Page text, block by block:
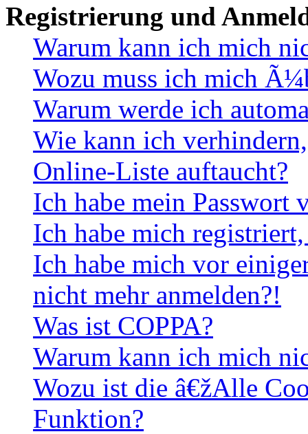
Registrierung und
Warum kann ich mich
Wozu muss ich mich
Warum werde ich
Wie kann ich
Online-Liste auftaucht?
Ich habe mein Passwort
Ich habe mich
Ich habe mich vor
nicht mehr anmelden?!
Was ist COPPA?
Warum kann ich mich
Wozu ist die â€žAlle
Funktion?